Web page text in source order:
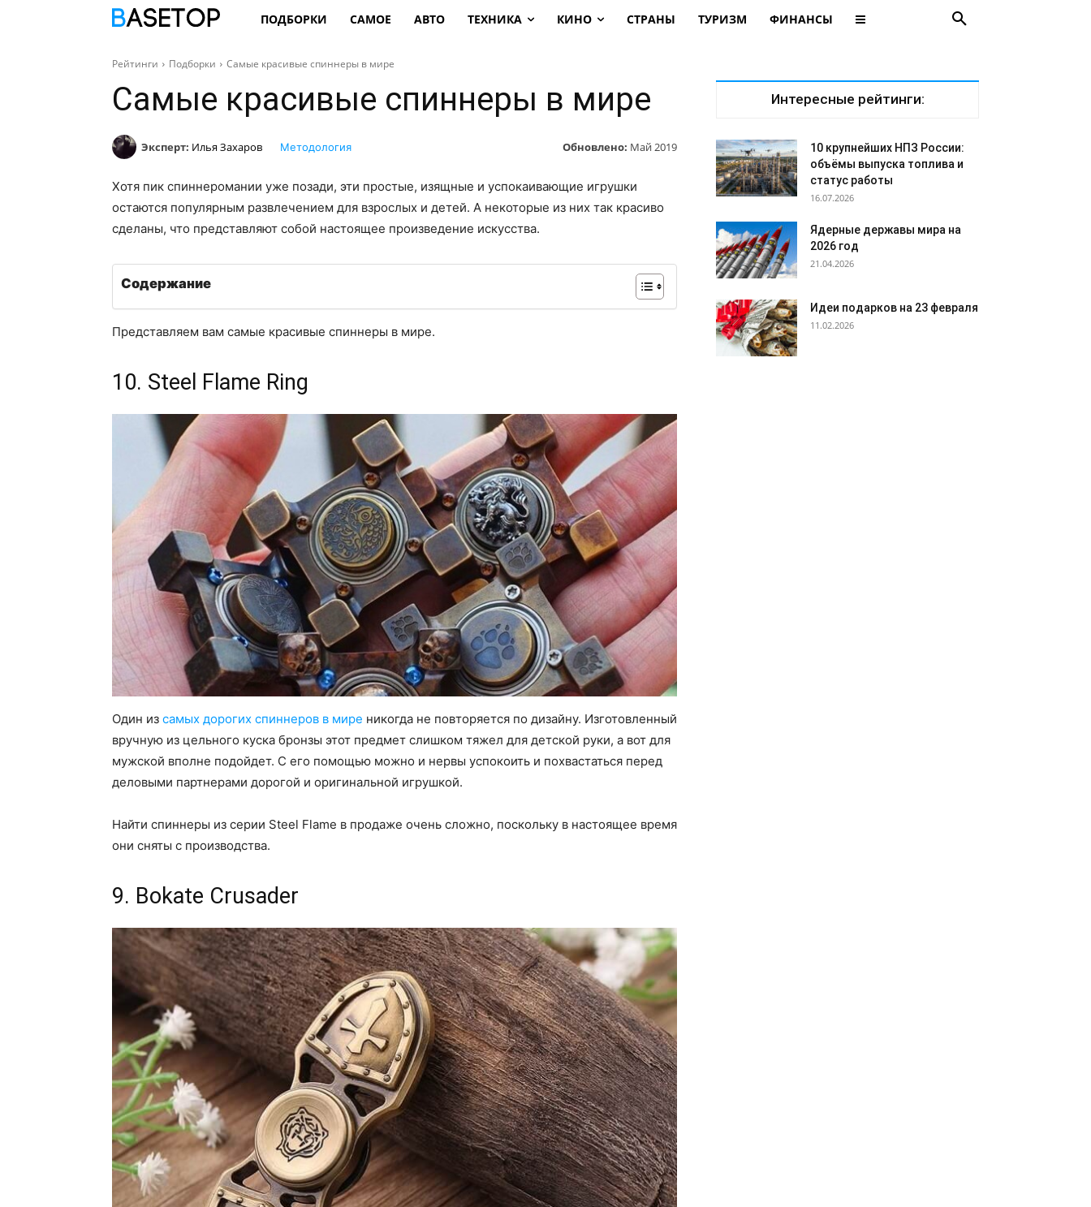
ПОДБОРКИ САМОЕ АВТО ТЕХНИКА КИНО СТРАНЫ ТУРИЗМ ФИНАНСЫ
Рейтинги Подборки Самые красивые спиннеры в мире
Самые красивые спиннеры в мире
Эксперт: Илья Захаров Обновлено: Май 2019
Методология
Хотя пик спиннеромании уже позади, эти простые, изящные и успокаивающие игрушки
остаются популярным развлечением для взрослых и детей. А некоторые из них так красиво
сделаны, что представляют собой настоящее произведение искусства.
Содержание
Представляем вам самые красивые спиннеры в мире.
10. Steel Flame Ring
Один из самых дорогих спиннеров в мире никогда не повторяется по дизайну. Изготовленный
вручную из цельного куска бронзы этот предмет слишком тяжел для детской руки, а вот для
мужской вполне подойдет. С его помощью можно и нервы успокоить и похвастаться перед
деловыми партнерами дорогой и оригинальной игрушкой.
Найти спиннеры из серии Steel Flame в продаже очень сложно, поскольку в настоящее время
они сняты с производства.
9. Bokate Crusader
Интересные рейтинги:
10 крупнейших НПЗ России:
объёмы выпуска топлива и
статус работы
16.07.2026
Ядерные державы мира на
2026 год
21.04.2026
Идеи подарков на 23 февраля
11.02.2026